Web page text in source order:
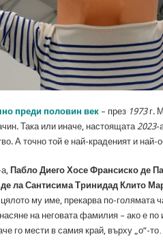
преди половин век – през 1973г.
Така или иначе, настоящата 2023-
А точно той е най-краденият и най-
Пабло Диего Хосе Франсиско де
ла Сантисима Тринидад Клито
му име, прекарва по-голямата
на неговата фамилия – ако е
го мести в самия край, върху „о“-